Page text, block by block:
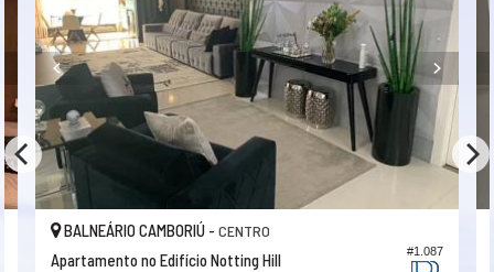
#1.087
BALNEÁRIO CAMBORIÚ -CENTRO
Apartamento no Edifício Notting Hill